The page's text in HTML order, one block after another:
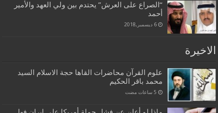
“الصراع على العرش” يحتدم بين ولي العهد والأمير
أحمد
6 ديسمبر,2018
الاخيرة
علوم القرآن محاضرات القاها حجة الاسلام السيد
محمد باقر الحكيم